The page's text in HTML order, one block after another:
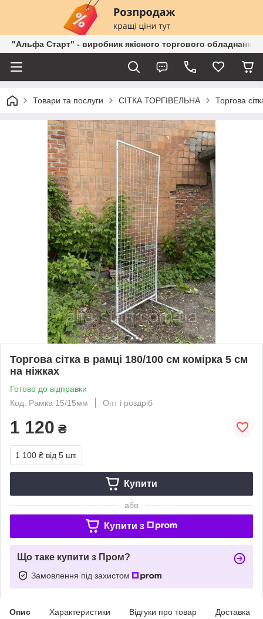
"Альфа Старт" - виробник якісного торгового обладнання
Товари та послуги СІТКА ТОРГІВЕЛЬНА Торгова
Торгова сітка в рамці 180/100 см комірка 5 см
на ніжках
Готово до відправки
Код: Рамка 15/15мм
Опт і роздріб
1 120 ₴
1 100 ₴ від 5 шт.
Купити
або
Купити з
Що таке купити з Пром?
Замовлення під захистом
Опис Характеристики Відгуки про товар Доставка